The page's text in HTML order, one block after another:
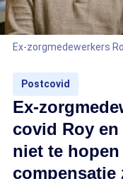
Ex-zorgmedewerkers
Postcovid
Ex-
covid Roy
niet te
compensatie